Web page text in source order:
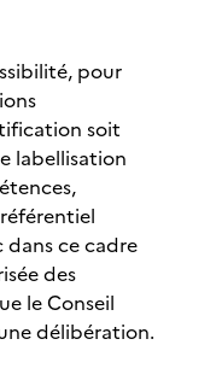
pour
soit
labellisation
dans ce cadre
des
le Conseil
délibération.